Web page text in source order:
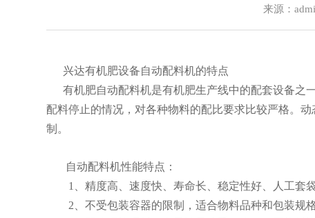
来源：
兴达有机肥设备自动配料机的特点
有机肥自动配料机是有机肥生产线中的配套设备之
配料停止的情况，对各种物料的配比要求比较严格。
制。
自动配料机性能特点：
1、精度高、速度快、寿命长、稳定性好、人工套袋
2、不受包装容器的限制，适合物料品种和包装规格